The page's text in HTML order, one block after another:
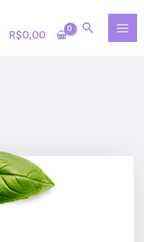
R$0,00